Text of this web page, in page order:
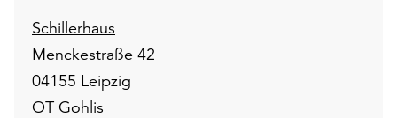
Schillerhaus
Menckestraße 42
04155 Leipzig
OT Gohlis